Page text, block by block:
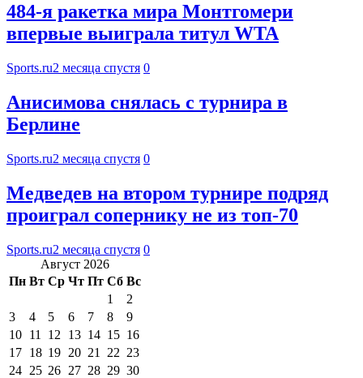
484-я ракетка мира Монтгомери
впервые выиграла титул WTA
Sports.ru2 месяца спустя 0
Анисимова снялась с турнира в
Берлине
Sports.ru2 месяца спустя 0
Медведев на втором турнире подряд
проиграл сопернику не из топ-70
Sports.ru2 месяца спустя 0
Август 2026
Пн Вт Ср Чт Пт Сб Вс
1
2
3
4 5 6 7 8
9
10 11 12 13 14 15 16
17 18 19 20 21 22 23
24 25 26 27 28 29 30